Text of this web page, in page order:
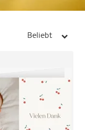
Beliebt arrow_right